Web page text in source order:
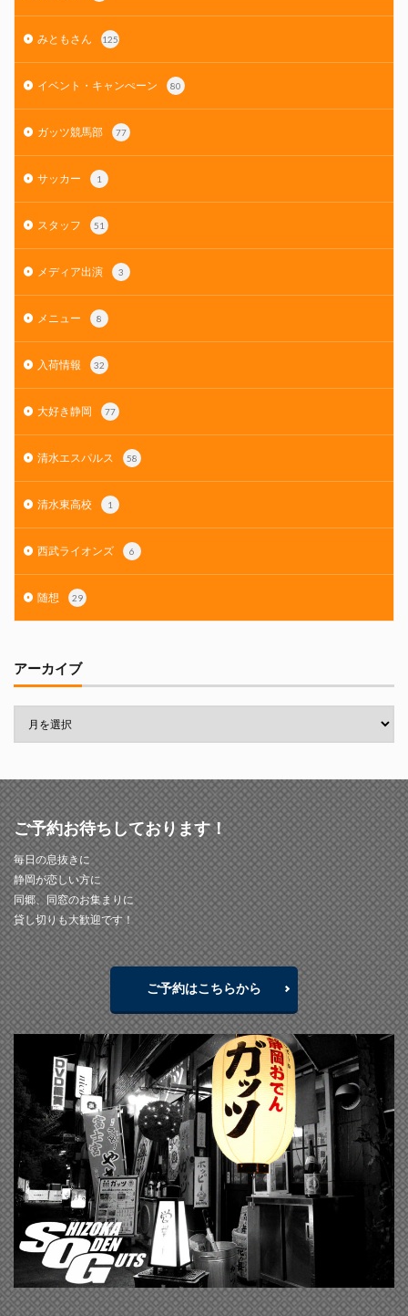
みともさん 125
イベント・キャンぺーン 80
ガッツ競馬部 77
サッカー 1
スタッフ 51
メディア出演 3
メニュー 8
入荷情報 32
大好き静岡 77
清水エスパルス 58
清水東高校 1
西武ライオンズ 6
随想 29
アーカイブ
ご予約お待ちしております！
毎日の息抜きに
静岡が恋しい方に
同郷、同窓のお集まりに
貸し切りも大歓迎です！
ご予約はこちらから